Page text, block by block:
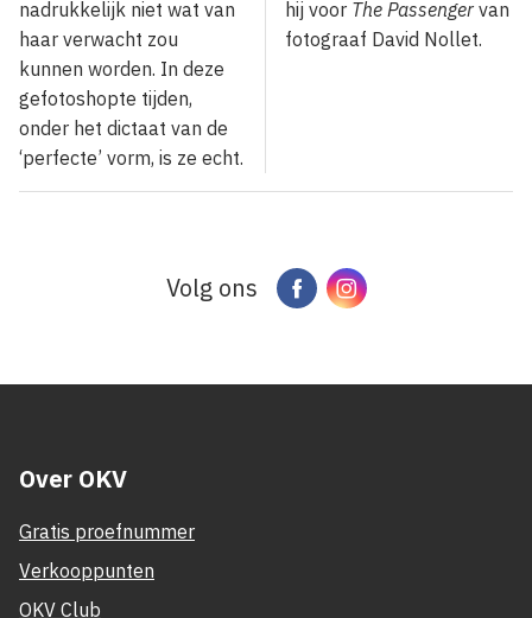
nadrukkelijk niet wat van
haar verwacht zou
kunnen worden. In deze
gefotoshopte tijden,
onder het dictaat van de
‘perfecte’ vorm, is ze echt.
hij voor The Passenger van
fotograaf David Nollet.
Volg ons FacebookInstagram
Over OKV
Gratis proefnummer
Verkooppunten
OKV Club